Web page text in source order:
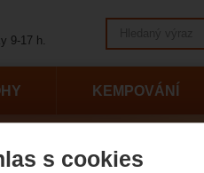
s cookies
Lansky
KEMPOVÁNÍ
9-17 h.